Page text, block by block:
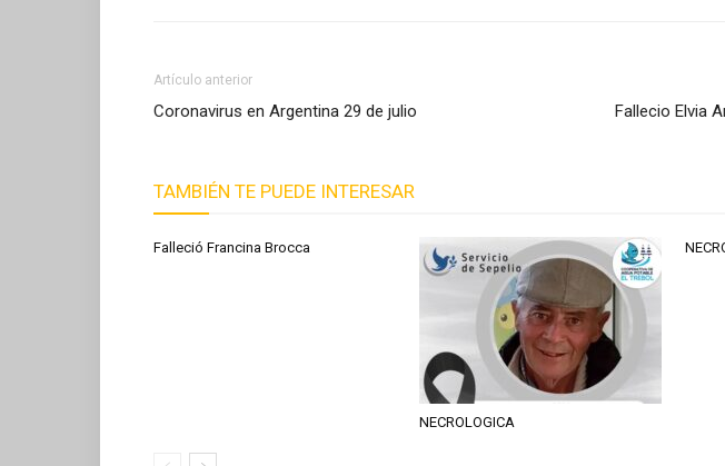
Artículo anterior
Coronavirus en Argentina 29 de julio Fallecio Elvia
TAMBIÉN TE PUEDE INTERESAR
Falleció Francina Brocca
NECROLOGICA